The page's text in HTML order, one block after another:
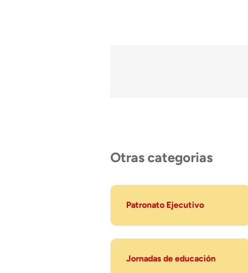
Otras categorias
Patronato Ejecutivo
Jornadas de educación